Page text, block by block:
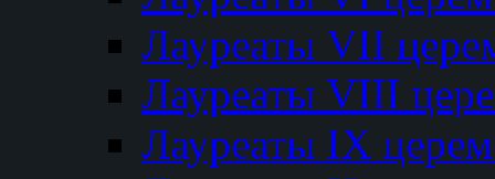
Лауреаты VII
Лауреаты VIII
Лауреаты IX